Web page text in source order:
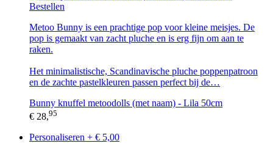
Bestellen
Metoo Bunny is een prachtige pop voor kleine meisjes. De
pop is gemaakt van zacht pluche en is erg fijn om aan te
raken.
Het minimalistische, Scandinavische pluche poppenpatroon
en de zachte pastelkleuren passen perfect bij de…
Bunny knuffel metoodolls (met naam) - Lila 50cm
€ 28,95
Personaliseren + € 5,00